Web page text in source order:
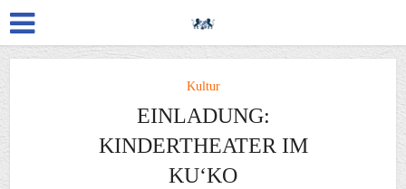
Kultur
EINLADUNG:
KINDERTHEATER IM
KU‘KO